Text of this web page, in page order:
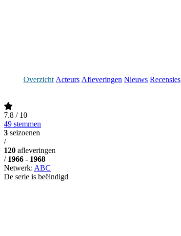
Overzicht Acteurs Afleveringen Nieuws Recensies
7.8 / 10
49 stemmen
3 seizoenen
/
120 afleveringen
/ 1966 - 1968
Netwerk: ABC
De serie is beëindigd